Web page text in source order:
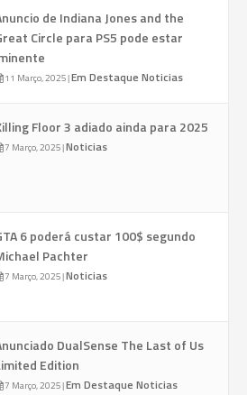
de Indiana Jones and the
Circle para PS5 pode estar
11 Março, 2025|Em Destaque Noticias
Floor 3 adiado ainda para 2025
7 Março, 2025|Noticias
6 poderá custar 100$ segundo
Pachter
7 Março, 2025|Noticias
DualSense The Last of Us
Edition
7 Março, 2025|Em Destaque Noticias